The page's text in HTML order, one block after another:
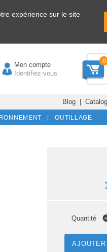
expérience sur le site
compte
Identifiez-vous
0
Blog|
| OUTILLAGE
Quantité